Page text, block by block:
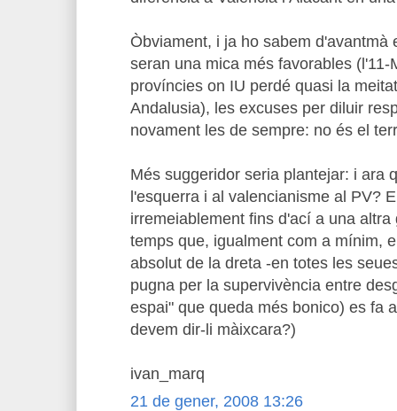
Òbviament, i ja ho sabem d'avantmà
seran una mica més favorables (l'11-
províncies on IU perdé quasi la
Andalusia), les excuses per diluir
novament les de sempre: no és el
Més suggeridor seria plantejar: i ara
l'esquerra i al valencianisme al PV?
irremeiablement fins d'ací a una
temps que, igualment com a mínim,
absolut de la dreta -en totes les
pugna per la supervivència entre
espai" que queda més bonico) es fa
devem dir-li màixcara?)
ivan_marq
21 de gener, 2008 13:26